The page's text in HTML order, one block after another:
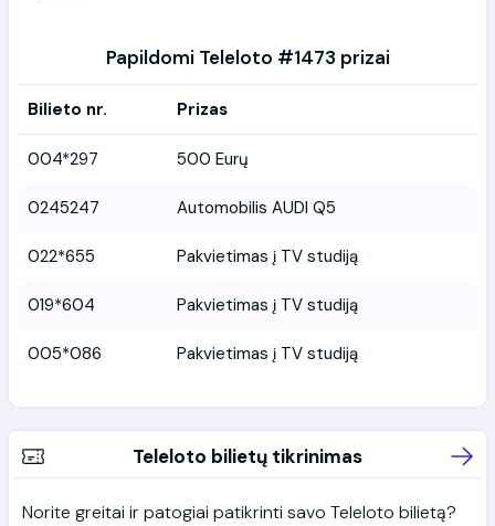
Papildomi Teleloto #1473 prizai
Bilieto nr. Prizas
004*297 500 Eurų
0245247 Automobilis AUDI Q5
022*655 Pakvietimas į TV studiją
019*604 Pakvietimas į TV studiją
005*086 Pakvietimas į TV studiją
Teleloto bilietų tikrinimas
Norite greitai ir patogiai patikrinti savo Teleloto bilietą?